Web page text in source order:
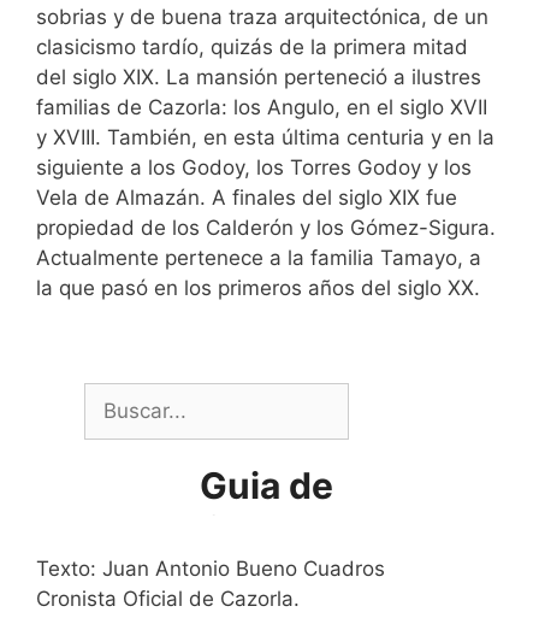
sobrias y de buena traza arquitectónica, de un
clasicismo tardío, quizás de la primera mitad
del siglo XIX. La mansión perteneció a ilustres
familias de Cazorla: los Angulo, en el siglo XVII
y XVIII. También, en esta última centuria y en la
siguiente a los Godoy, los Torres Godoy y los
Vela de Almazán. A finales del siglo XIX fue
propiedad de los Calderón y los Gómez-Sigura.
Actualmente pertenece a la familia Tamayo, a
la que pasó en los primeros años del siglo XX.
Texto: Juan Antonio Bueno Cuadros
Cronista Oficial de Cazorla.